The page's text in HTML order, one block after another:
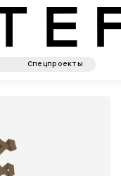
Спецпроекты